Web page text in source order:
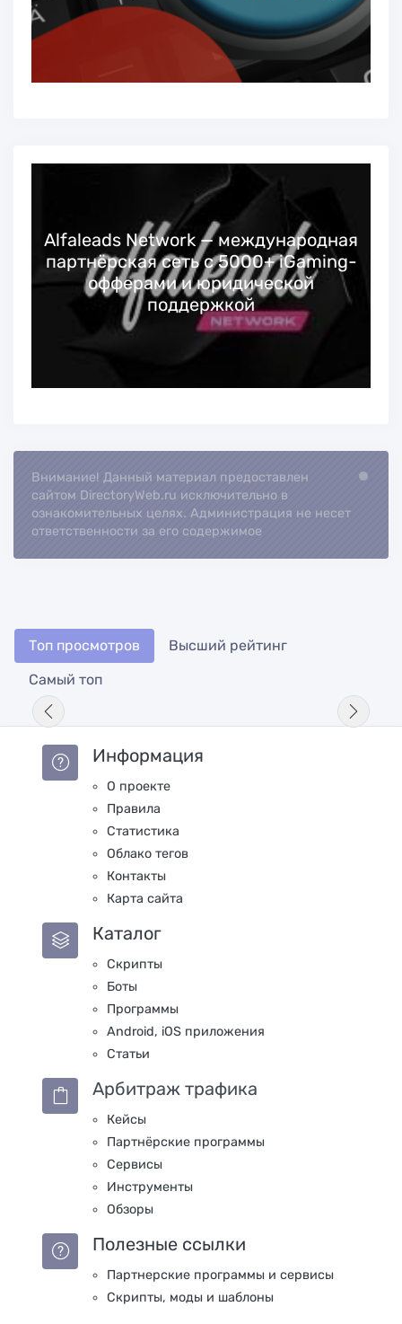
Alfaleads Network — международная
партнёрская сеть с 5000+ iGaming-
офферами и юридической
поддержкой
Внимание! Данный материал предоставлен
сайтом DirectoryWeb.ru исключительно в
ознакомительных целях. Администрация не несет
ответственности за его содержимое
Топ просмотров
Высший рейтинг
Самый топ
Информация
О проекте
Правила
Статистика
Облако тегов
Контакты
Карта сайта
Каталог
Скрипты
Боты
Программы
Android, iOS приложения
Статьи
Арбитраж трафика
Кейсы
Партнёрские программы
Сервисы
Инструменты
Обзоры
Полезные ссылки
Партнерские программы и сервисы
Скрипты, моды и шаблоны